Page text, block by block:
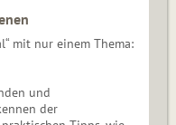
mit nur einem Thema:
und
der